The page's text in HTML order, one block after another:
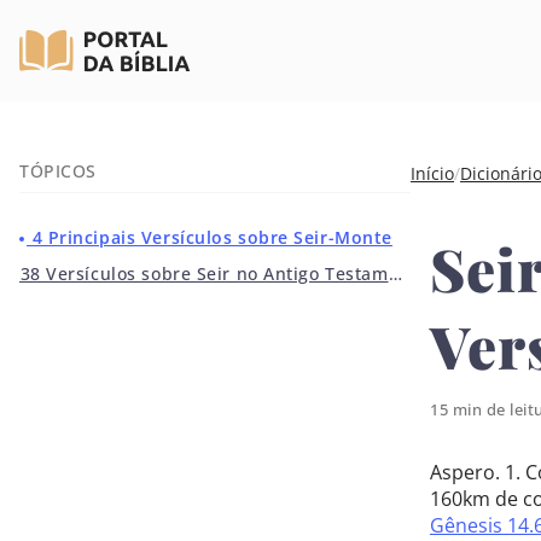
Pular
conteúdo
TÓPICOS
4 Principais Versículos sobre Seir-Monte
38 Versículos sobre Seir no Antigo Testamento
Início/Dicionário
15 min de
Aspero. 1.
160km de
Gênesis